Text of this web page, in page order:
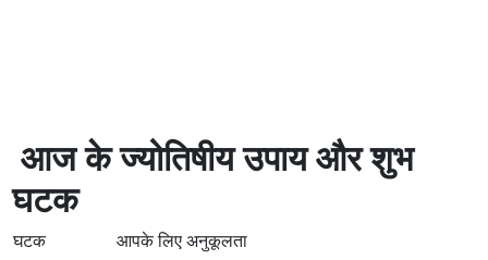
आज के ज्योतिषीय उपाय और शुभ
घटक
घटक
आपके लिए अनुकूलता